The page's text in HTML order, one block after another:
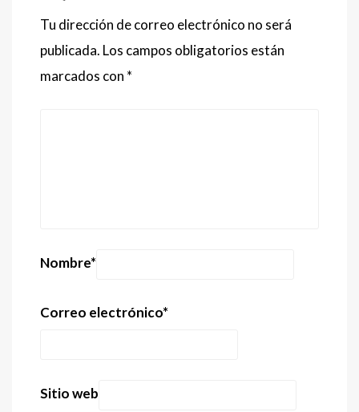
Tu dirección de correo electrónico no será
publicada. Los campos obligatorios están
marcados con *
Nombre*
Correo electrónico*
Sitio web